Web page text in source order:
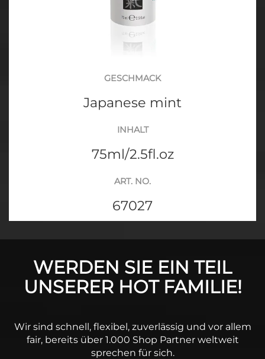
GESCHMACK
Japanese mint
INHALT
75ml/2.5fl.oz
ART. NO.
67027
WERDEN SIE EIN TEIL
UNSERER HOT FAMILIE!
Wir sind schnell, flexibel, zuverlässig und vor allem
fair, bereits über 1.000 Shop Partner weltweit
sprechen für sich.